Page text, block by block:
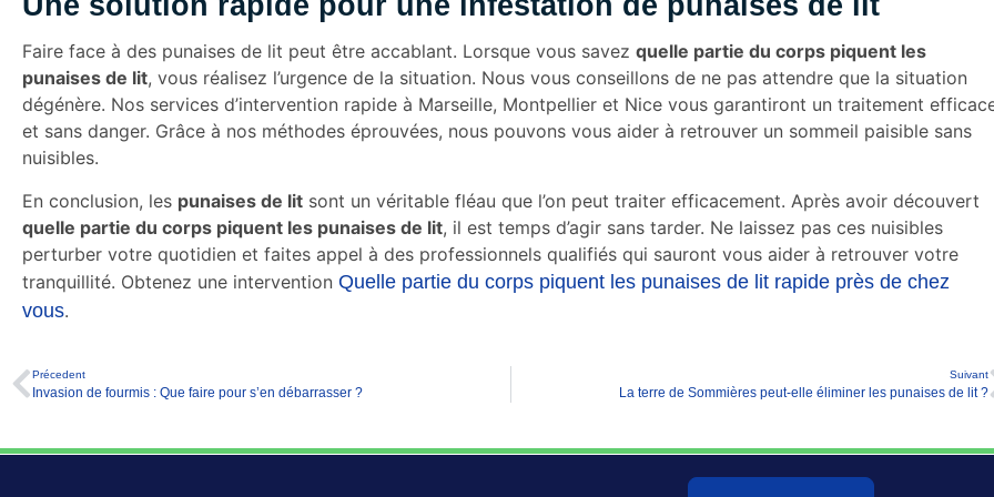
Faire face à des punaises de lit peut être accablant. Lorsque vous savez quelle partie du corps piquent les
punaises de lit, vous réalisez l’urgence de la situation. Nous vous conseillons de ne pas attendre que la situation
dégénère. Nos services d’intervention rapide à Marseille, Montpellier et Nice vous garantiront un traitement
et sans danger. Grâce à nos méthodes éprouvées, nous pouvons vous aider à retrouver un sommeil paisible sans
nuisibles.
En conclusion, les punaises de lit sont un véritable fléau que l’on peut traiter efficacement. Après avoir découvert
quelle partie du corps piquent les punaises de lit, il est temps d’agir sans tarder. Ne laissez pas ces nuisibles
perturber votre quotidien et faites appel à des professionnels qualifiés qui sauront vous aider à retrouver votre
tranquillité. Obtenez une intervention Quelle partie du corps piquent les punaises de lit rapide près de chez
vous.
Précedent
Invasion de fourmis : Que faire pour s’en débarrasser ?
Suivant
La terre de Sommières peut-elle éliminer les punaises de lit ?